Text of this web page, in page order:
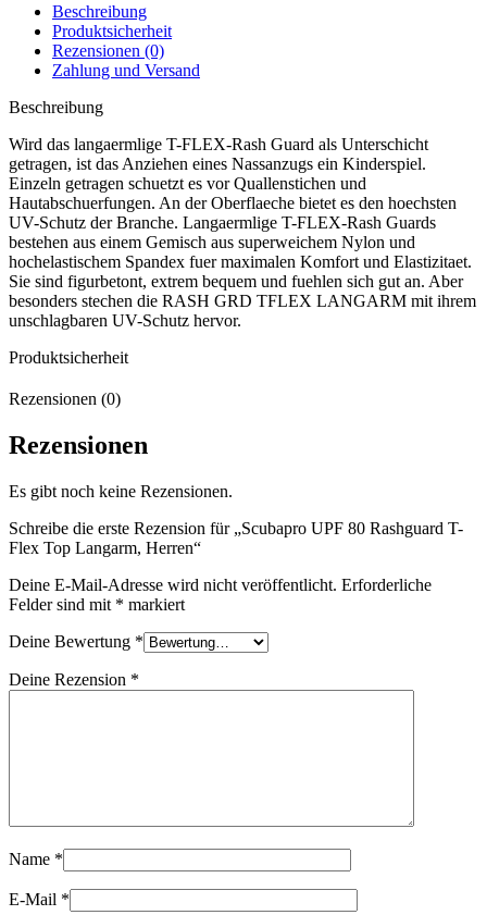
Beschreibung
Produktsicherheit
Rezensionen (0)
Zahlung und Versand
Beschreibung
Wird das langaermlige T-FLEX-Rash Guard als Unterschicht
getragen, ist das Anziehen eines Nassanzugs ein Kinderspiel.
Einzeln getragen schuetzt es vor Quallenstichen und
Hautabschuerfungen. An der Oberflaeche bietet es den hoechsten
UV-Schutz der Branche. Langaermlige T-FLEX-Rash Guards
bestehen aus einem Gemisch aus superweichem Nylon und
hochelastischem Spandex fuer maximalen Komfort und Elastizitaet.
Sie sind figurbetont, extrem bequem und fuehlen sich gut an. Aber
besonders stechen die RASH GRD TFLEX LANGARM mit ihrem
unschlagbaren UV-Schutz hervor.
Produktsicherheit
Rezensionen (0)
Rezensionen
Es gibt noch keine Rezensionen.
Schreibe die erste Rezension für „Scubapro UPF 80 Rashguard T-
Flex Top Langarm, Herren“
Deine E-Mail-Adresse wird nicht veröffentlicht. Erforderliche
Felder sind mit * markiert
Deine Bewertung *
Deine Rezension *
Name *
E-Mail *